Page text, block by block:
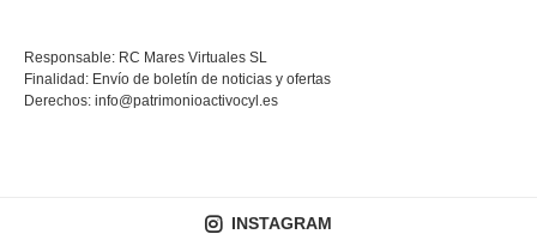
Responsable: RC Mares Virtuales SL
Finalidad: Envío de boletín de noticias y ofertas
Derechos: info@patrimonioactivocyl.es
INSTAGRAM